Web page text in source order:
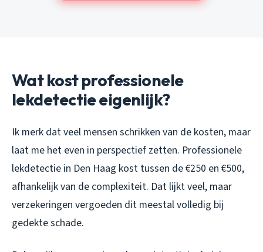
Wat kost professionele
lekdetectie eigenlijk?
Ik merk dat veel mensen schrikken van de kosten, maar
laat me het even in perspectief zetten. Professionele
lekdetectie in Den Haag kost tussen de €250 en €500,
afhankelijk van de complexiteit. Dat lijkt veel, maar
verzekeringen vergoeden dit meestal volledig bij
gedekte schade.